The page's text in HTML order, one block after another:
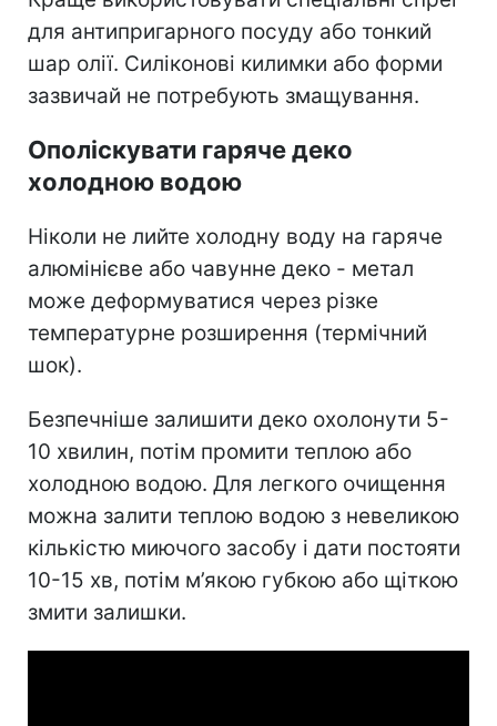
для антипригарного посуду або тонкий
шар олії. Силіконові килимки або форми
зазвичай не потребують змащування.
Ополіскувати гаряче деко
холодною водою
Ніколи не лийте холодну воду на гаряче
алюмінієве або чавунне деко - метал
може деформуватися через різке
температурне розширення (термічний
шок).
Безпечніше залишити деко охолонути 5-
10 хвилин, потім промити теплою або
холодною водою. Для легкого очищення
можна залити теплою водою з невеликою
кількістю миючого засобу і дати постояти
10-15 хв, потім м’якою губкою або щіткою
змити залишки.